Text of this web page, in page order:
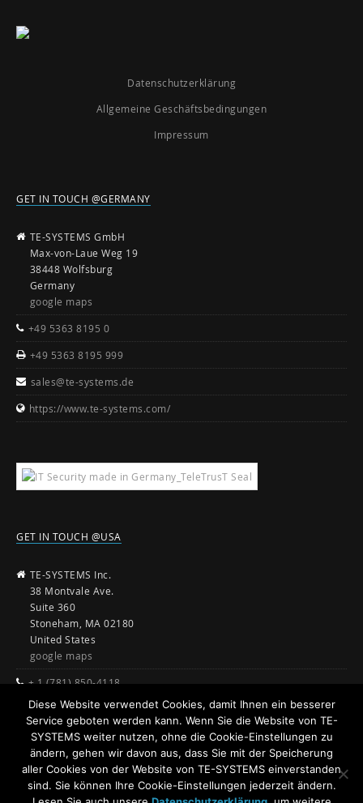
Datenschutzerklärung
Allgemeine Geschäftsbedingungen
Impressum
GET IN TOUCH @GERMANY
TE-SYSTEMS GmbH
Max-von-Laue Weg 19
38448 Wolfsburg
Germany
google maps
+49 5363 8195 0
+49 5363 8195 999
sales@te-systems.de
https://www.te-systems.com/
GET IN TOUCH @USA
TE-SYSTEMS Inc.
38 Montvale Ave.
Suite 360
Stoneham, MA 02180
United States
google maps
+ 1 (781) 850-4118
sales@te-systems.com
www.te-systems.com
Diese Website verwendet Cookies, damit Ihnen ein besserer
Service geboten werden kann. Wenn Sie die Website von TE-
SYSTEMS weiter nutzen, ohne die Cookie-Einstellungen zu
ändern, gehen wir davon aus, dass Sie mit der Speicherung
aller Cookies von der Website von TE-SYSTEMS einverstanden
sind. Sie können Ihre Cookie-Einstellungen jederzeit ändern.